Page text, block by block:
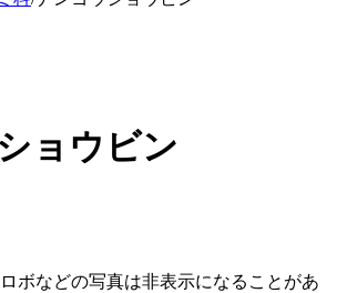
ョウビン
ボなどの写真は非表示になることがあ